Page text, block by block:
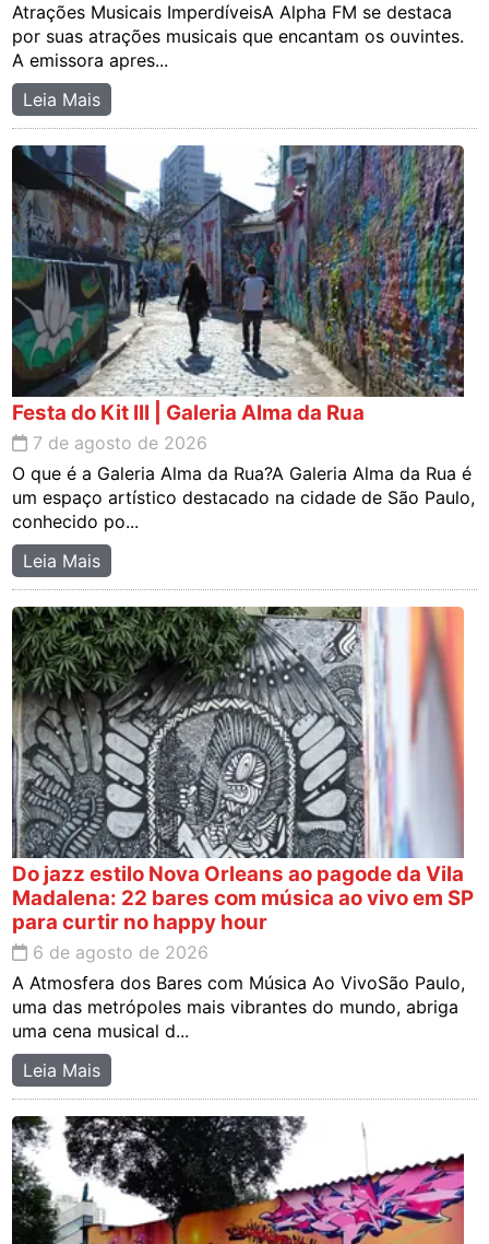
Atrações Musicais ImperdíveisA Alpha FM se destaca
por suas atrações musicais que encantam os ouvintes.
A emissora apres...
Leia Mais
Festa do Kit III | Galeria Alma da Rua
7 de agosto de 2026
O que é a Galeria Alma da Rua?A Galeria Alma da Rua é
um espaço artístico destacado na cidade de São Paulo,
conhecido po...
Leia Mais
Do jazz estilo Nova Orleans ao pagode da Vila
Madalena: 22 bares com música ao vivo em SP
para curtir no happy hour
6 de agosto de 2026
A Atmosfera dos Bares com Música Ao VivoSão Paulo,
uma das metrópoles mais vibrantes do mundo, abriga
uma cena musical d...
Leia Mais